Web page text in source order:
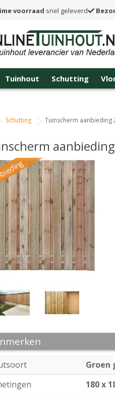
voorraad snel geleverd
Tuinhout Schutting
Schutting Tuinscherm aanbieding
Groen
180 x